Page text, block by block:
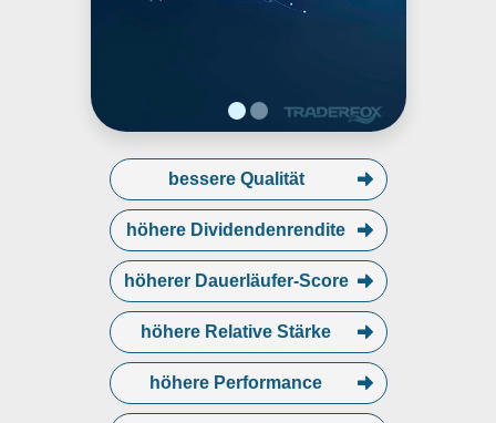
headquartered in West Fargo, ND.
bessere Qualität
höhere Dividendenrendite
höherer Dauerläufer-Score
höhere Relative Stärke
höhere Performance